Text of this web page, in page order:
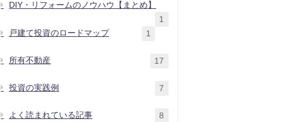
DIY・リフォームのノウハウ【まとめ】
1
戸建て投資のロードマップ
1
所有不動産 17
投資の実践例 7
よく読まれている記事 8